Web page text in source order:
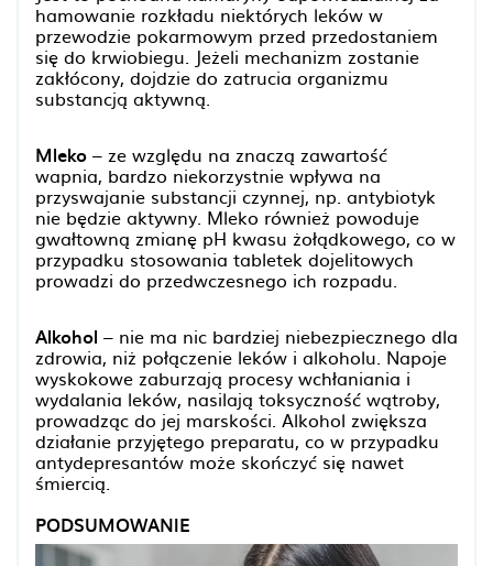
hamowanie rozkładu niektórych leków w
przewodzie pokarmowym przed przedostaniem
się do krwiobiegu. Jeżeli mechanizm zostanie
zakłócony, dojdzie do zatrucia organizmu
substancją aktywną.
Mleko – ze względu na znaczą zawartość
wapnia, bardzo niekorzystnie wpływa na
przyswajanie substancji czynnej, np. antybiotyk
nie będzie aktywny. Mleko również powoduje
gwałtowną zmianę pH kwasu żołądkowego, co w
przypadku stosowania tabletek dojelitowych
prowadzi do przedwczesnego ich rozpadu.
Alkohol – nie ma nic bardziej niebezpiecznego dla
zdrowia, niż połączenie leków i alkoholu. Napoje
wyskokowe zaburzają procesy wchłaniania i
wydalania leków, nasilają toksyczność wątroby,
prowadząc do jej marskości. Alkohol zwiększa
działanie przyjętego preparatu, co w przypadku
antydepresantów może skończyć się nawet
śmiercią.
PODSUMOWANIE